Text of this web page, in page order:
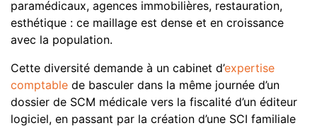
paramédicaux, agences immobilières, restauration,
esthétique : ce maillage est dense et en croissance
avec la population.
Cette diversité demande à un cabinet d’expertise
comptable de basculer dans la même journée d’un
dossier de SCM médicale vers la fiscalité d’un éditeur
logiciel, en passant par la création d’une SCI familiale